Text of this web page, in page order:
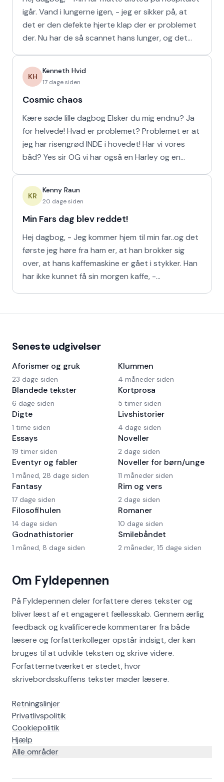
igår. Vand i lungerne igen, - jeg er sikker på, at
det er den defekte hjerte klap der er problemet
der. Nu har de så scannet hans lunger, og det
KH
Kenneth Hvid
17 dage siden
Cosmic chaos
Kære søde lille dagbog Elsker du mig endnu? Ja
for helvede! Hvad er problemet? Problemet er at
jeg har risengrød INDE i hovedet! Har vi vores
båd? Yes sir OG vi har også en Harley og en
KR
Kenny Raun
20 dage siden
Min Fars dag blev reddet!
Hej dagbog, - Jeg kommer hjem til min far..og det
første jeg høre fra ham er, at han brokker sig
over, at hans kaffemaskine er gået i stykker. Han
har ikke kunnet få sin morgen kaffe, -
Om Fyldepennen
På Fyldepennen deler forfattere deres tekster og
bliver læst af et engageret fællesskab. Gennem ærlig
feedback og kvalificerede kommentarer fra både
læsere og forfatterkolleger opstår indsigt, der kan
bruges til at udvikle teksten og skrive videre.
Forfatternetværket er stedet, hvor
skrivebordsskuffens tekster møder læsere.
Retningslinjer
Privatlivspolitik
Cookiepolitik
Hjælp
Alle områder
Seneste udgivelser
Aforismer og gruk
23 dage siden
Blandede tekster
6 dage siden
Digte
1 time siden
Essays
19 timer siden
Eventyr og fabler
1 måned, 28 dage siden
Fantasy
17 dage siden
Filosofihulen
14 dage siden
Godnathistorier
1 måned, 8 dage siden
Klummen
4 måneder siden
Kortprosa
5 timer siden
Livshistorier
4 dage siden
Noveller
2 dage siden
Noveller for børn/unge
11 måneder siden
Rim og vers
2 dage siden
Romaner
10 dage siden
Smilebåndet
2 måneder, 15 dage siden